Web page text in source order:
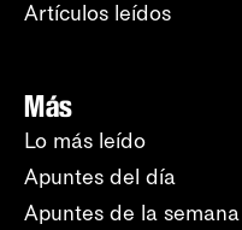
Artículos leídos
Más
Lo más leído
Apuntes del día
Apuntes de la semana